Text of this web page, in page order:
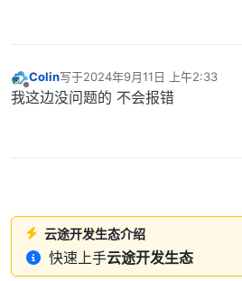
离线
Colin写于2024年9月11日 上午2:33
最后由 编辑
我这边没问题的 不会报错
云途开发生态介绍
快速上手云途开发生态